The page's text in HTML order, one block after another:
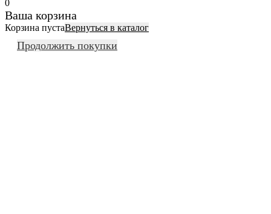
0
Ваша корзина
Корзина пустаВернуться в каталог
Продолжить покупки